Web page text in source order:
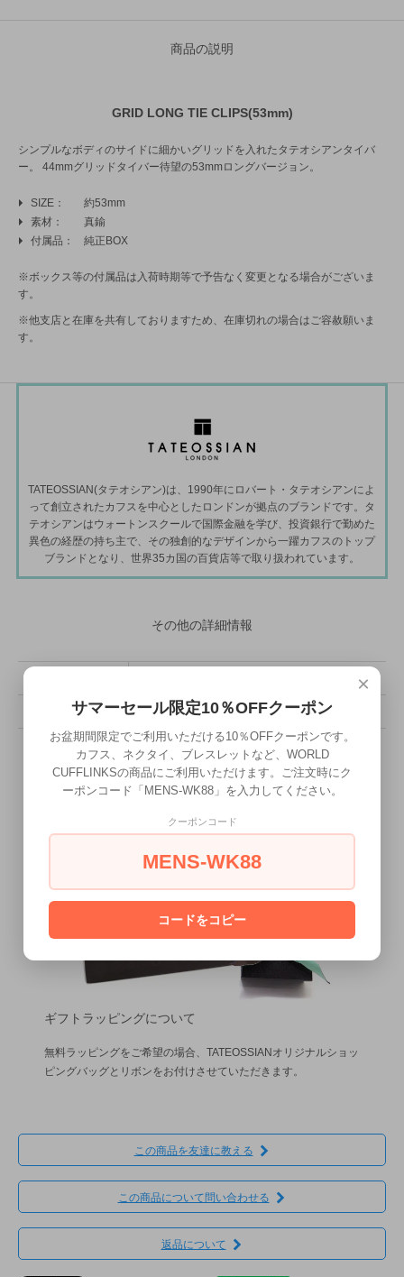
商品の説明
GRID LONG TIE CLIPS(53mm)
シンプルなボディのサイドに細かいグリッドを入れたタテオシアンタイバ
ー。 44mmグリッドタイバー待望の53mmロングバージョン。
SIZE
約53mm
素材
真鍮
付属品
純正BOX
※ボックス等の付属品は入荷時期等で予告なく変更となる場合がございま
す。
※他支店と在庫を共有しておりますため、在庫切れの場合はご容赦願いま
す。
TATEOSSIAN(タテオシアン)は、1990年にロバート・タテオシアンによ
って創立されたカフスを中心としたロンドンが拠点のブランドです。タ
テオシアンはウォートンスクールで国際金融を学び、投資銀行で勤めた
異色の経歴の持ち主で、その独創的なデザインから一躍カフスのトップ
ブランドとなり、世界35カ国の百貨店等で取り扱われています。
その他の詳細情報
型番 TC0359
ギフトラッピングについて
無料ラッピングをご希望の場合、TATEOSSIANオリジナルショッ
ピングバッグとリボンをお付けさせていただきます。
この商品を友達に教える
この商品について問い合わせる
返品について
×
サマーセール限定10％OFFクーポン
お盆期間限定でご利用いただける10％OFFクーポンです。
カフス、ネクタイ、ブレスレットなど、WORLD
CUFFLINKSの商品にご利用いただけます。ご注文時にク
ーポンコード「MENS-WK88」を入力してください。
クーポンコード
MENS-WK88
コードをコピー